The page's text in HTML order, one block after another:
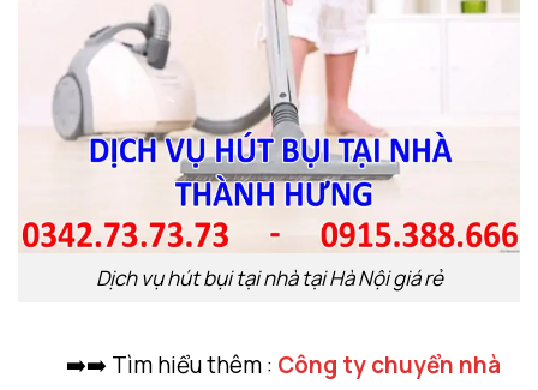
Dịch vụ hút bụi tại nhà tại Hà Nội giá rẻ
➡️➡️ Tìm hiểu thêm : Công ty chuyển nhà